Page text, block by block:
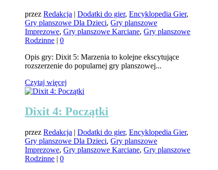
przezRedakcja |Dodatki do gier,Encyklopedia Gier,
Gry planszowe Dla Dzieci,Gry planszowe
Imprezowe,Gry planszowe Karciane,Gry planszowe
Rodzinne |0
Opis gry: Dixit 5: Marzenia to kolejne ekscytujące
rozszerzenie do popularnej gry planszowej...
Czytaj więcej
Dixit 4: Początki
przezRedakcja |Dodatki do gier,Encyklopedia Gier,
Gry planszowe Dla Dzieci,Gry planszowe
Imprezowe,Gry planszowe Karciane,Gry planszowe
Rodzinne |0